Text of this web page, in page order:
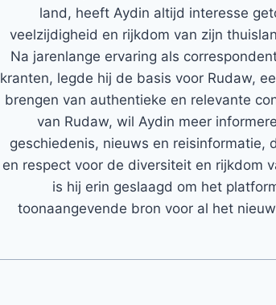
land, heeft Aydin altijd interesse
veelzijdigheid en rijkdom van zijn
Na jarenlange ervaring als
kranten, legde hij de basis voor Rudaw,
brengen van authentieke en relevante
van Rudaw, wil Aydin meer
geschiedenis, nieuws en reisinformatie,
en respect voor de diversiteit en rijkdom
is hij erin geslaagd om het
toonaangevende bron voor al het